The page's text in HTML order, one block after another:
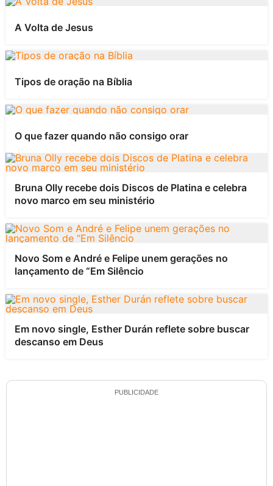
A Volta de Jesus
Tipos de oração na Bíblia
O que fazer quando não consigo orar
Bruna Olly recebe dois Discos de Platina e celebra
novo marco em seu ministério
Novo Som e André e Felipe unem gerações no
lançamento de “Em Silêncio
Em novo single, Esther Durán reflete sobre buscar
descanso em Deus
PUBLICIDADE